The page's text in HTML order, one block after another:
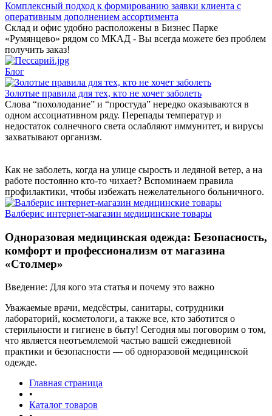
Комплексный подход к формированию заявки клиента с
оперативным дополнением ассортимента
Склад и офис удобно расположены в Бизнес Парке
«Румянцево» рядом со МКАД - Вы всегда можете без проблем
получить заказ!
Блог
Золотые правила для тех, кто не хочет заболеть
Слова “похолодание” и “простуда” нередко оказываются в
одном ассоциативном ряду. Перепады температур и
недостаток солнечного света ослабляют иммунитет, и вирусы
захватывают организм.
Как не заболеть, когда на улице сырость и ледяной ветер, а на
работе постоянно кто-то чихает? Вспоминаем правила
профилактики, чтобы избежать нежелательного больничного.
Валберис интернет-магазин медицинские товары
Одноразовая медицинская одежда: Безопасность,
комфорт и профессионализм от магазина
«Столмер»
Введение: Для кого эта статья и почему это важно
Уважаемые врачи, медсёстры, санитары, сотрудники
лабораторий, косметологи, а также все, кто заботится о
стерильности и гигиене в быту! Сегодня мы поговорим о том,
что является неотъемлемой частью вашей ежедневной
практики и безопасности — об одноразовой медицинской
одежде.
Главная страница
•
Каталог товаров